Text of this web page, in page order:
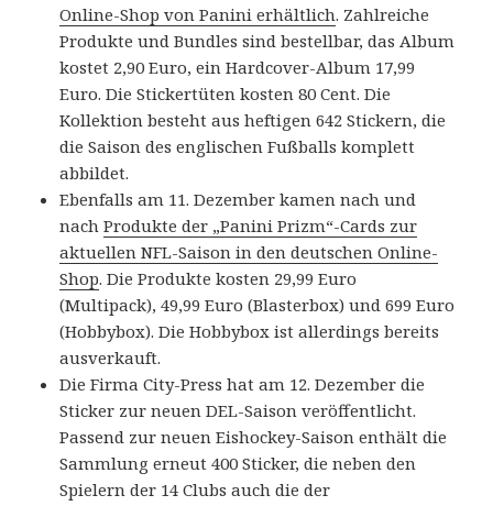
Online-Shop von Panini erhältlich. Zahlreiche
Produkte und Bundles sind bestellbar, das Album
kostet 2,90 Euro, ein Hardcover-Album 17,99
Euro. Die Stickertüten kosten 80 Cent. Die
Kollektion besteht aus heftigen 642 Stickern, die
die Saison des englischen Fußballs komplett
abbildet.
Ebenfalls am 11. Dezember kamen nach und
nachProdukte der „Panini Prizm“-Cards zur
aktuellen NFL-Saison in den deutschen Online-
Shop. Die Produkte kosten 29,99 Euro
(Multipack), 49,99 Euro (Blasterbox) und 699 Euro
(Hobbybox). Die Hobbybox ist allerdings bereits
ausverkauft.
Die Firma City-Press hat am 12. Dezember die
Sticker zur neuen DEL-Saison veröffentlicht.
Passend zur neuen Eishockey-Saison enthält die
Sammlung erneut 400 Sticker, die neben den
Spielern der 14 Clubs auch die der